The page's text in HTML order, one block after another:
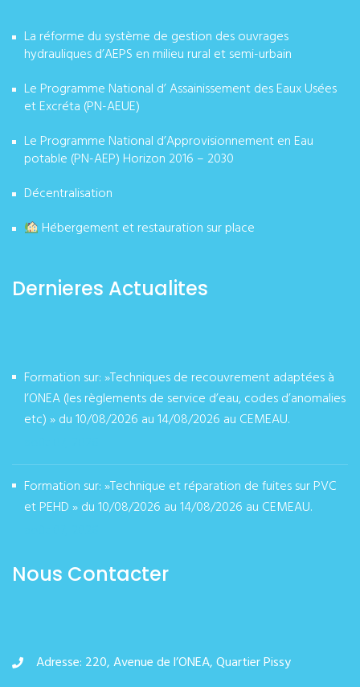
La réforme du système de gestion des ouvrages
hydrauliques d’AEPS en milieu rural et semi-urbain
Le Programme National d’ Assainissement des Eaux Usées
et Excréta (PN-AEUE)
Le Programme National d’Approvisionnement en Eau
potable (PN-AEP) Horizon 2016 – 2030
Décentralisation
Hébergement et restauration sur place
Dernieres Actualites
Formation sur: »Techniques de recouvrement adaptées à
l’ONEA (les règlements de service d’eau, codes d’anomalies
etc) » du 10/08/2026 au 14/08/2026 au CEMEAU.
Formation sur: »Technique et réparation de fuites sur PVC
et PEHD » du 10/08/2026 au 14/08/2026 au CEMEAU.
Nous Contacter
Adresse: 220, Avenue de l’ONEA, Quartier Pissy